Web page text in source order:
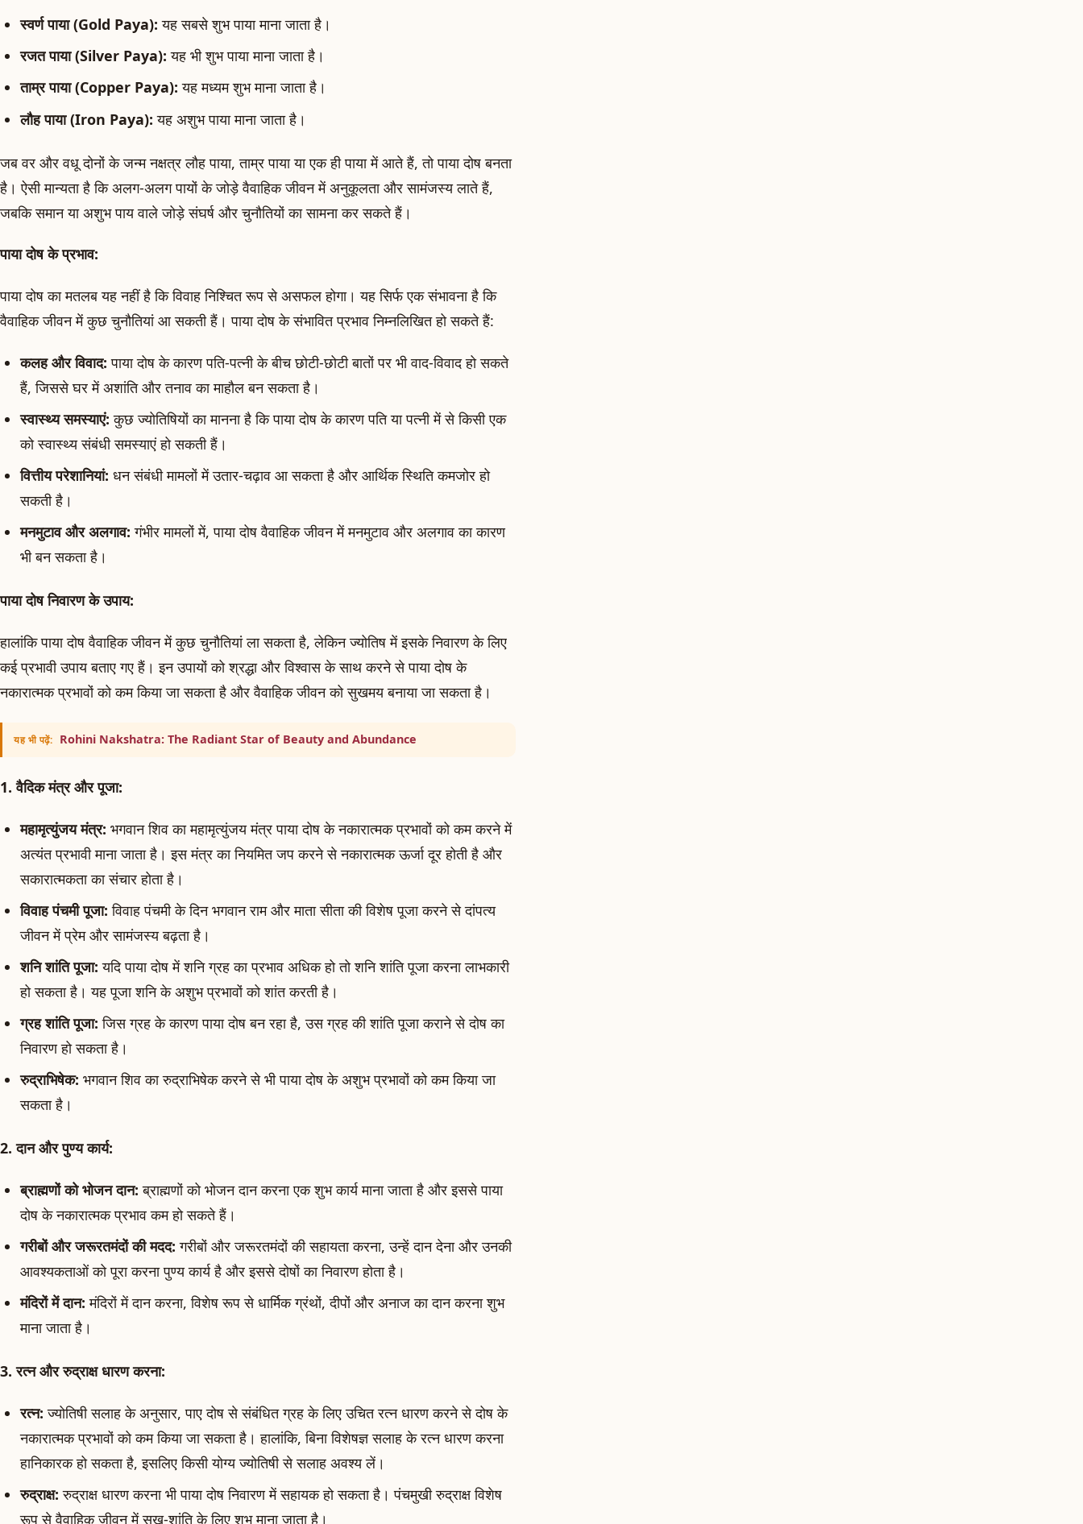
स्वर्ण पाया (Gold Paya): यह सबसे शुभ पाया माना जाता है।
रजत पाया (Silver Paya): यह भी शुभ पाया माना जाता है।
ताम्र पाया (Copper Paya): यह मध्यम शुभ माना जाता है।
लौह पाया (Iron Paya): यह अशुभ पाया माना जाता है।
जब वर और वधू दोनों के जन्म नक्षत्र लौह पाया, ताम्र पाया या एक ही पाया में आते हैं, तो पाया दोष बनता
है। ऐसी मान्यता है कि अलग-अलग पायों के जोड़े वैवाहिक जीवन में अनुकूलता और सामंजस्य लाते हैं,
जबकि समान या अशुभ पाय वाले जोड़े संघर्ष और चुनौतियों का सामना कर सकते हैं।
पाया दोष के प्रभाव:
पाया दोष का मतलब यह नहीं है कि विवाह निश्चित रूप से असफल होगा। यह सिर्फ एक संभावना है कि
वैवाहिक जीवन में कुछ चुनौतियां आ सकती हैं। पाया दोष के संभावित प्रभाव निम्नलिखित हो सकते हैं:
कलह और विवाद: पाया दोष के कारण पति-पत्नी के बीच छोटी-छोटी बातों पर भी वाद-विवाद हो सकते
हैं, जिससे घर में अशांति और तनाव का माहौल बन सकता है।
स्वास्थ्य समस्याएं: कुछ ज्योतिषियों का मानना है कि पाया दोष के कारण पति या पत्नी में से किसी एक
को स्वास्थ्य संबंधी समस्याएं हो सकती हैं।
वित्तीय परेशानियां: धन संबंधी मामलों में उतार-चढ़ाव आ सकता है और आर्थिक स्थिति कमजोर हो
सकती है।
मनमुटाव और अलगाव: गंभीर मामलों में, पाया दोष वैवाहिक जीवन में मनमुटाव और अलगाव का कारण
भी बन सकता है।
पाया दोष निवारण के उपाय:
हालांकि पाया दोष वैवाहिक जीवन में कुछ चुनौतियां ला सकता है, लेकिन ज्योतिष में इसके निवारण के लिए
कई प्रभावी उपाय बताए गए हैं। इन उपायों को श्रद्धा और विश्वास के साथ करने से पाया दोष के
नकारात्मक प्रभावों को कम किया जा सकता है और वैवाहिक जीवन को सुखमय बनाया जा सकता है।
यह भी पढ़ें: Rohini Nakshatra: The Radiant Star of Beauty and Abundance
1. वैदिक मंत्र और पूजा:
महामृत्युंजय मंत्र: भगवान शिव का महामृत्युंजय मंत्र पाया दोष के नकारात्मक प्रभावों को कम करने में
अत्यंत प्रभावी माना जाता है। इस मंत्र का नियमित जप करने से नकारात्मक ऊर्जा दूर होती है और
सकारात्मकता का संचार होता है।
विवाह पंचमी पूजा: विवाह पंचमी के दिन भगवान राम और माता सीता की विशेष पूजा करने से दांपत्य
जीवन में प्रेम और सामंजस्य बढ़ता है।
शनि शांति पूजा: यदि पाया दोष में शनि ग्रह का प्रभाव अधिक हो तो शनि शांति पूजा करना लाभकारी
हो सकता है। यह पूजा शनि के अशुभ प्रभावों को शांत करती है।
ग्रह शांति पूजा: जिस ग्रह के कारण पाया दोष बन रहा है, उस ग्रह की शांति पूजा कराने से दोष का
निवारण हो सकता है।
रुद्राभिषेक: भगवान शिव का रुद्राभिषेक करने से भी पाया दोष के अशुभ प्रभावों को कम किया जा
सकता है।
2. दान और पुण्य कार्य:
ब्राह्मणों को भोजन दान: ब्राह्मणों को भोजन दान करना एक शुभ कार्य माना जाता है और इससे पाया
दोष के नकारात्मक प्रभाव कम हो सकते हैं।
गरीबों और जरूरतमंदों की मदद: गरीबों और जरूरतमंदों की सहायता करना, उन्हें दान देना और उनकी
आवश्यकताओं को पूरा करना पुण्य कार्य है और इससे दोषों का निवारण होता है।
मंदिरों में दान: मंदिरों में दान करना, विशेष रूप से धार्मिक ग्रंथों, दीपों और अनाज का दान करना शुभ
माना जाता है।
3. रत्न और रुद्राक्ष धारण करना:
रत्न: ज्योतिषी सलाह के अनुसार, पाए दोष से संबंधित ग्रह के लिए उचित रत्न धारण करने से दोष के
नकारात्मक प्रभावों को कम किया जा सकता है। हालांकि, बिना विशेषज्ञ सलाह के रत्न धारण करना
हानिकारक हो सकता है, इसलिए किसी योग्य ज्योतिषी से सलाह अवश्य लें।
रुद्राक्ष: रुद्राक्ष धारण करना भी पाया दोष निवारण में सहायक हो सकता है। पंचमुखी रुद्राक्ष विशेष
रूप से वैवाहिक जीवन में सुख-शांति के लिए शुभ माना जाता है।